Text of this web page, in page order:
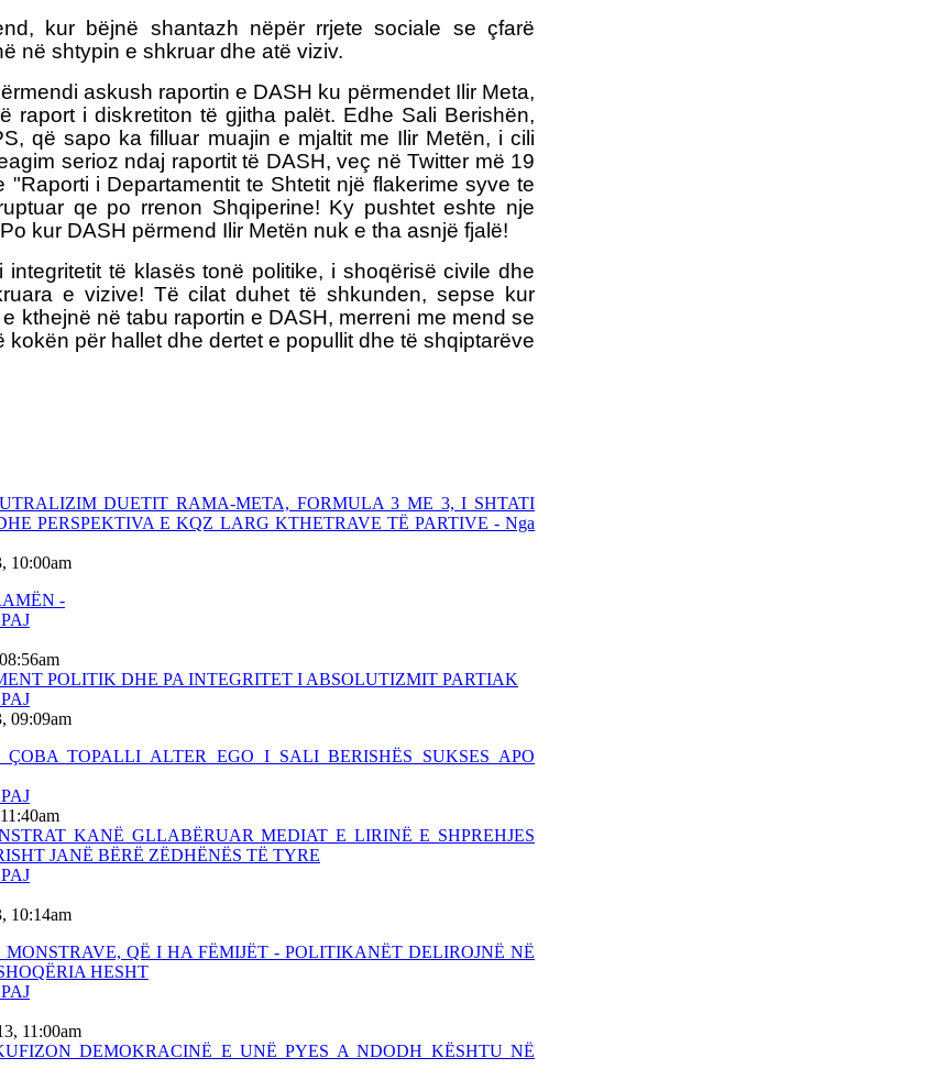
kur bëjnë shantazh nëpër rrjete sociale se çfarë
në shtypin e shkruar dhe atë viziv.
askush raportin e DASH ku përmendet Ilir Meta,
raport i diskretiton të gjitha palët. Edhe Sali Berishën,
që sapo ka filluar muajin e mjaltit me Ilir Metën, i cili
serioz ndaj raportit të DASH, veç në Twitter më 19
"Raporti i Departamentit te Shtetit një flakerime syve te
qe po rrenon Shqiperine! Ky pushtet eshte nje
kur DASH përmend Ilir Metën nuk e tha asnjë fjalë!
integritetit të klasës tonë politike, i shoqërisë civile dhe
e vizive! Të cilat duhet të shkunden, sepse kur
kthejnë në tabu raportin e DASH, merreni me mend se
kokën për hallet dhe dertet e popullit dhe të shqiptarëve
DUETIT RAMA-META, FORMULA 3 ME 3, I SHTATI
PERSPEKTIVA E KQZ LARG KTHETRAVE TË PARTIVE - Nga
10:00am
-
POLITIK DHE PA INTEGRITET I ABSOLUTIZMIT PARTIAK
09:09am
ÇOBA TOPALLI ALTER EGO I SALI BERISHËS SUKSES APO
KANË GLLABËRUAR MEDIAT E LIRINË E SHPREHJES
JANË BËRË ZËDHËNËS TË TYRE
10:14am
MONSTRAVE, QË I HA FËMIJËT - POLITIKANËT DELIROJNË NË
HESHT
11:00am
DEMOKRACINË E UNË PYES A NDODH KËSHTU NË